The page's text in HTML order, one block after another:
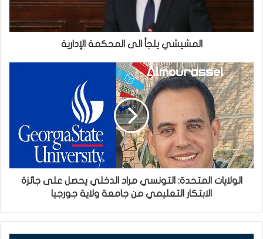
المشيشي يلجأ الى المحكمة الإدارية
الولايات المتحدة: التونسي مراد الدخلي يحصل على جائزة
الابتكار التعليمي من جامعة ولاية جورجيا